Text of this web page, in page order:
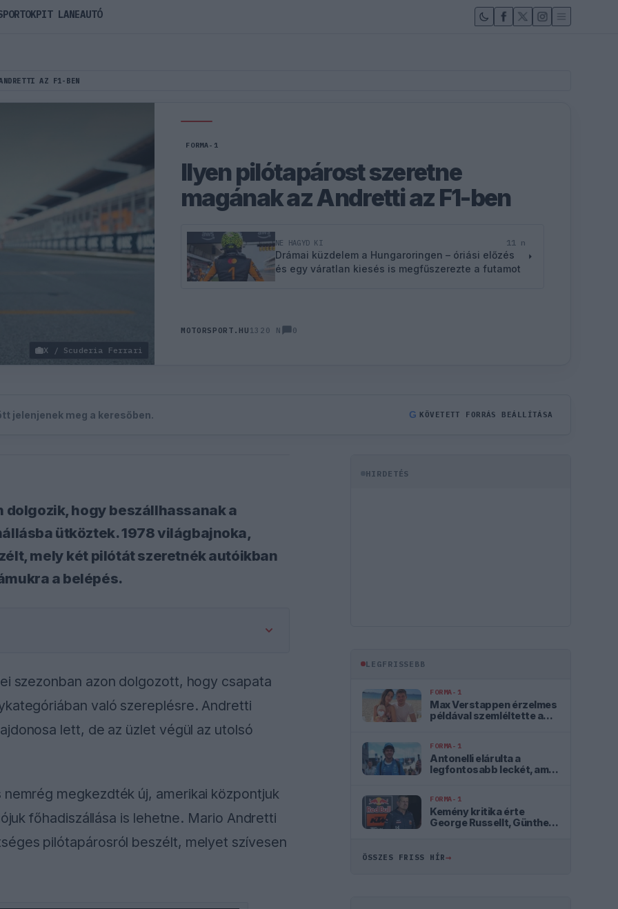
AZ F1-BEN
X / Scuderia Ferrari
FORMA-1
Ilyen pilótapárost szeretne
magának az Andretti az F1-ben
NE HAGYD KI 11 n
Drámai küzdelem a Hungaroringen – óriási előzés
és egy váratlan kiesés is megfűszerezte a futamot
MOTORSPORT.HU 1320 N 0
jelenjenek meg a keresőben. G KÖVETETT FORRÁS BEÁLLÍTÁSA
hogy beszállhassanak a
ütköztek. 1978 világbajnoka,
mely két pilótát szeretnék autóikban
a belépés.
szezonban azon dolgozott, hogy csapata
való szereplésre. Andretti
lett, de az üzlet végül az utolsó
megkezdték új, amerikai központjuk
főhadiszállása is lehetne. Mario Andretti
pilótapárosról beszélt, melyet szívesen
HIRDETÉS
LEGFRISSEBB
FORMA-1
Max Verstappen érzelmes
példával szemléltette a
FORMA-1
Antonelli elárulta a
legfontosabb leckét, amit
FORMA-1
Kemény kritika érte
George Russellt, Günther
ÖSSZES FRISS HÍR→
PIT LANEAUTÓ